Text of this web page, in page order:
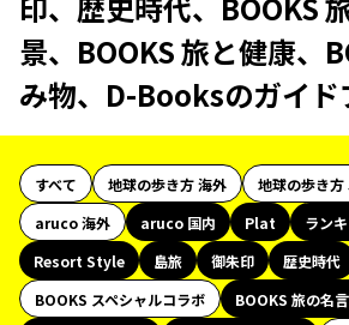
景、BOOKS 旅と健康、
み物、D-Booksのガイド
すべて 地球の歩き方 海外
地球の歩き方
aruco 海外
aruco 国内 Plat
ラン
Resort Style
島旅 御朱印 歴史時代
BOOKS スペシャルコラボ
BOOKS 旅の名